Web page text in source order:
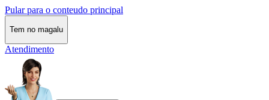
Pular para o conteudo principal
Tem no magalu
Atendimento